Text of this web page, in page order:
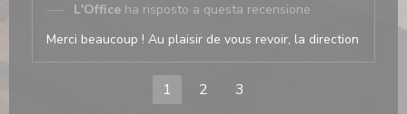
L'Office ha risposto a questa recensione
Merci beaucoup ! Au plaisir de vous revoir, la direction
1 2 3